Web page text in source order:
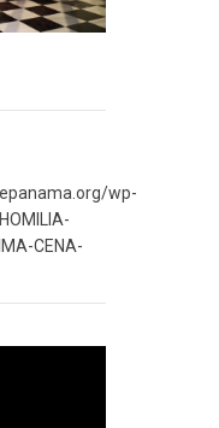
wp-
CENA-